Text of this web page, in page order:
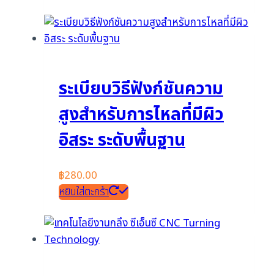
ระเบียบวิธีฟังก์ชันความ
สูงสำหรับการไหลที่มีผิว
อิสระ ระดับพื้นฐาน
฿280.00
หยิบใส่ตะกร้า